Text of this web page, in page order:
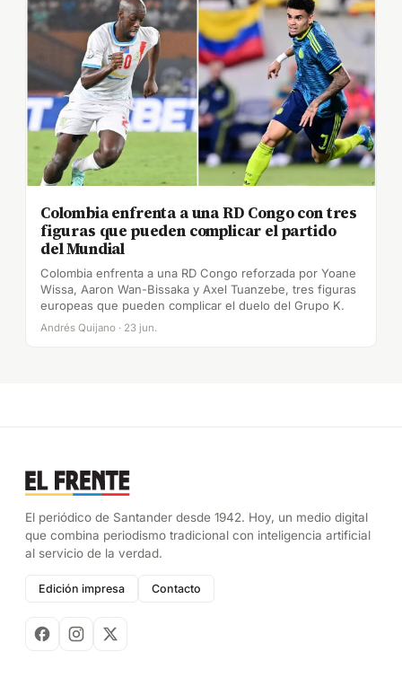
Colombia enfrenta a una RD Congo con tres
figuras que pueden complicar el partido
del Mundial
Colombia enfrenta a una RD Congo reforzada por Yoane
Wissa, Aaron Wan-Bissaka y Axel Tuanzebe, tres figuras
europeas que pueden complicar el duelo del Grupo K.
Andrés Quijano · 23 jun.
El periódico de Santander desde 1942. Hoy, un medio digital
que combina periodismo tradicional con inteligencia artificial
al servicio de la verdad.
Edición impresa Contacto